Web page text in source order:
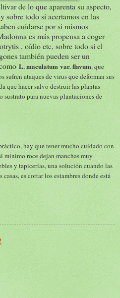
de lo que aparenta su aspecto,
sobre todo si acertamos en las
cuidarse por si mismos
es más propensa a coger
, oídio etc, sobre todo si el
también pueden ser un
L. maculatum var. flavum, que
sufren ataques de virus que deforman sus
que hacer salvo destruir las plantas
sustrato para nuevas plantaciones de
hay que tener mucho cuidado con
mínimo roce dejan manchas muy
y tapicerías, una solución cuando las
es cortar los estambres donde está